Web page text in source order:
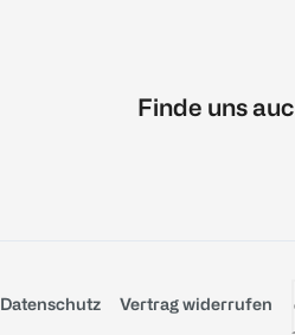
Finde uns
Datenschutz Vertrag widerrufen